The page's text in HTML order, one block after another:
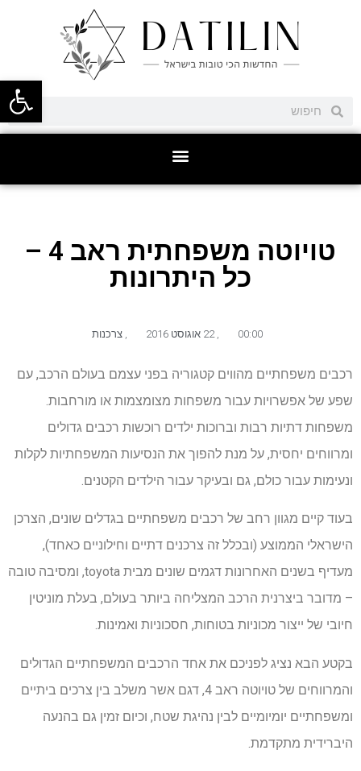
פתח
טויוטה משפחתית ראב 4 –
כל היתרונות
00:00
, 22 אוגוסט 2016 , צרכנות
רכבים משפחתיים מהווים קטגוריה בפני עצמם בעולם הרכב, עם
שפע של אפשרויות עבור משפחות מצומצמות או מורחבות.
משפחות דתיות רבות וברוכות ילדים רוכשות רכבים גדולים
ומרווחים יחסית, על מנת להפוך את הנסיעות המשפחתיות לקלות
ונעימות עבור כולם, גם ובעיקר עבור הילדים הקטנים.
בעוד קיים מגוון רחב של רכבים משפחתיים בגדלים שונים, הצרכן
הישראלי הממוצע (ובכלל זה צרכנים דתיים וחילוניים כאחד),
מעדיף בשנים האחרונות דגמים שונים מבית toyota, ומסיבה טובה
– מדובר ביצרנית הרכב המצליחה ביותר בעולם, בעלת מוניטין
חיובי של ייצור מכוניות בטוחות, חסכוניות ואמינות.
בקטע הבא נציג לפניכם את אחד הרכבים המשפחתיים הגדולים
והמרווחים של טויוטה ראב 4, דגם אשר משלב בין צרכים ביתיים
ומשפחתיים יומיומיים לבין נהיגת שטח, וכיום זמין גם בהנעה
היברידית מתקדמת.